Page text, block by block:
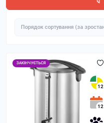
ЗАКІНЧУЄТЬСЯ
12
12